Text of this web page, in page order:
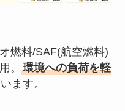
燃料/SAF(航空燃料)
。 環境への負荷を軽
ます。